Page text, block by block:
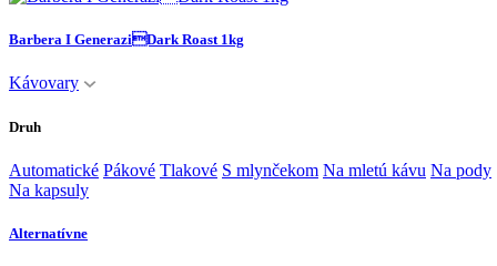
Barbera I GeneraziDark Roast 1kg
Kávovary
Druh
Automatické Pákové Tlakové S mlynčekom Na mletú kávu Na pody
Na kapsuly
Alternatívne